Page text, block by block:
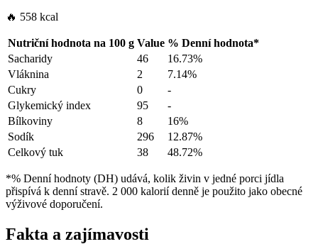
🔥 558 kcal
Nutriční hodnota na 100 g Value % Denní hodnota*
Sacharidy
46
16.73%
Vláknina
2
7.14%
Cukry
0
-
Glykemický index
95
-
Bílkoviny
8
16%
Sodík
296
12.87%
Celkový tuk
38 48.72%
*% Denní hodnoty (DH) udává, kolik živin v jedné porci jídla
přispívá k denní stravě. 2 000 kalorií denně je použito jako obecné
výživové doporučení.
Fakta a zajímavosti